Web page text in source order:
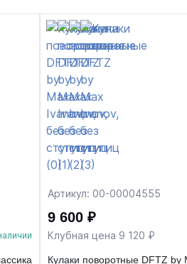
Артикул: 00-00004555
9 600 ₽
Клубная цена 9 120 ₽
Кулаки поворотные DFTZ by